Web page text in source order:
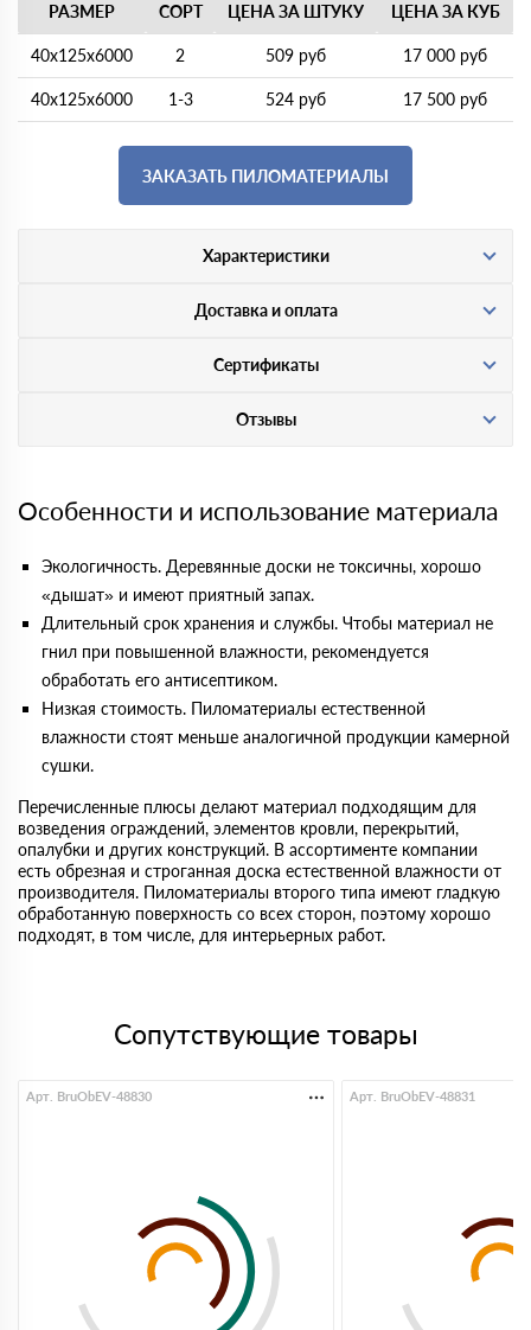
РАЗМЕР СОРТ ЦЕНА ЗА ШТУКУ ЦЕНА ЗА КУБ
40х125х6000 2 509 руб 17 000 руб
40х125х6000 1-3 524 руб 17 500 руб
ЗАКАЗАТЬ ПИЛОМАТЕРИАЛЫ
Характеристики
Доставка и оплата
Сертификаты
Отзывы
Особенности и использование материала
Экологичность. Деревянные доски не токсичны, хорошо
«дышат» и имеют приятный запах.
Длительный срок хранения и службы. Чтобы материал не
гнил при повышенной влажности, рекомендуется
обработать его антисептиком.
Низкая стоимость. Пиломатериалы естественной
влажности стоят меньше аналогичной продукции камерной
сушки.
Перечисленные плюсы делают материал подходящим для
возведения ограждений, элементов кровли, перекрытий,
опалубки и других конструкций. В ассортименте компании
есть обрезная и строганная доска естественной влажности от
производителя. Пиломатериалы второго типа имеют гладкую
обработанную поверхность со всех сторон, поэтому хорошо
подходят, в том числе, для интерьерных работ.
Сопутствующие товары
Арт. BruObEV-48830 Арт. BruObEV-48831